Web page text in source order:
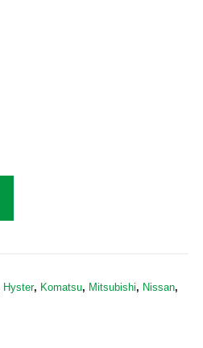
Hyster, Komatsu, Mitsubishi, Nissan,